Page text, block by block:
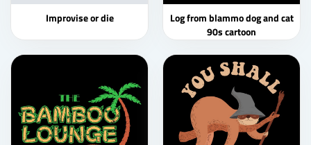
Improvise or die
Log from blammo dog and cat
90s cartoon